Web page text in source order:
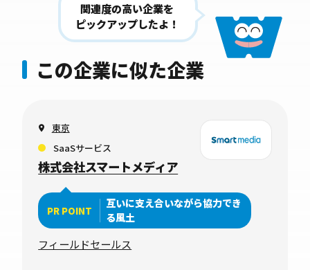
この企業に似た企業
関連度の高い企業を
ピックアップしたよ！
東京
SaaSサービス
株式会社スマートメディア
PR POINT
互いに支え合いながら協力でき
る風土
フィールドセールス